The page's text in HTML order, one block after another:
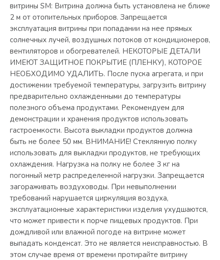
витрины SM: Витрина должна быть установлена не ближе
2 м от отопительных приборов. Запрещается
эксплуатация витрины при попадании на нее прямых
солнечных лучей, воздушных потоков от кондиционеров,
вентиляторов и обогревателей. НЕКОТОРЫЕ ДЕТАЛИ
ИМЕЮТ ЗАЩИТНОЕ ПОКРЫТИЕ (ПЛЕНКУ), КОТОРОЕ
НЕОБХОДИМО УДАЛИТЬ. После пуска агрегата, и при
достижении требуемой температуры, загрузить витрину
предварительно охлажденными до температуры
полезного объема продуктами. Рекомендуем для
демонстрации и хранения продуктов использовать
гастроемкости. Высота выкладки продуктов должна
быть не более 50 мм. ВНИМАНИЕ! Стеклянную полку
использовать для выкладки продуктов, не требующих
охлаждения. Нагрузка на полку не более 3 кг на
погонный метр распределенной нагрузки. Запрещается
загораживать воздуховоды. При невыполнении
требований нарушается циркуляция воздуха,
эксплуатационные характеристики изделия ухудшаются,
что может привести к порче пищевых продуктов. При
дождливой или влажной погоде на витрине может
выпадать конденсат. Это не является неисправностью. В
этом случае время от времени протирайте витрину